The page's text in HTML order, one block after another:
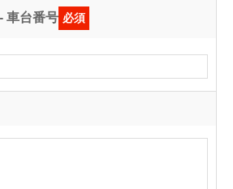
車台番号 必須